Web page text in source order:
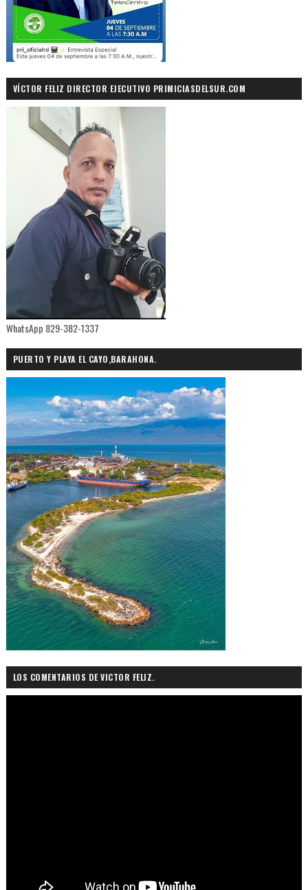
VÍCTOR FELIZ DIRECTOR EJECUTIVO PRIMICIASDELSUR.COM
WhatsApp 829-382-1337
PUERTO Y PLAYA EL CAYO,BARAHONA.
LOS COMENTARIOS DE VICTOR FELIZ.